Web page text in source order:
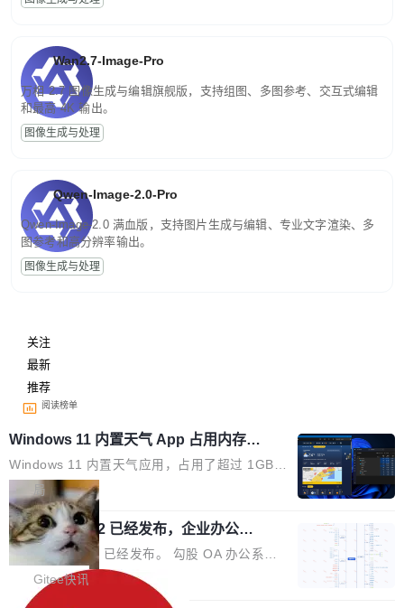
Wan2.7-Image-Pro
万相 2.7 图像生成与编辑旗舰版，支持组图、多图参考、交互式编辑
和最高 4K 输出。
图像生成与处理
Qwen-Image-2.0-Pro
Qwen-Image-2.0 满血版，支持图片生成与编辑、专业文字渲染、多
图参考和高分辨率输出。
图像生成与处理
关注
最新
推荐
阅读榜单
Windows 11 内置天气 App 占用内存超
过 1GB
Windows 11 内置天气应用，占用了超过 1GB
内存。 Notebookcheck 的测试发现这个数字
时，反复确认了多次。不是 100MB，不是 500
MB，是 1 个 G。一个显示天气的应用。 Windo
ws 内置应用臃肿早就是老话题了，但一款天气
应用占用内存就超过 1G 还是过于离谱——问题
出在 WebView2。微软的天气 App 本质上是一
局
勾股 OA v6.0.2 已经发布，企业办公系
统勾股 OA v6.0.2 已经发布。 勾股 OA 办公系统
是一款简单实用的开源的企业办公系统。系统集
成了系统设置、附件管理、人事管理、行政管
Gitee快讯